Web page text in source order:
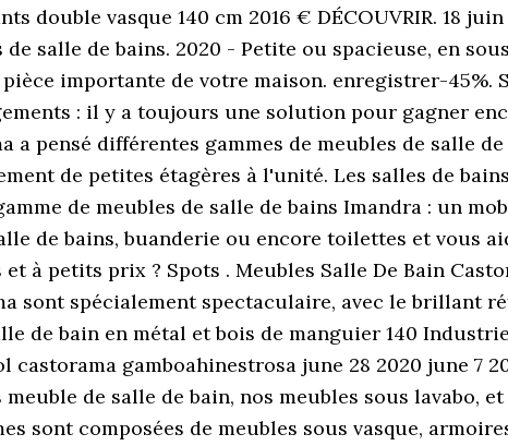
double vasque 140 cm 2016 € DÉCOUVRIR. 18
salle de bains. 2020 - Petite ou spacieuse, en
importante de votre maison. enregistrer-45%.
: il y a toujours une solution pour gagner
a pensé différentes gammes de meubles de salle
de petites étagères à l'unité. Les salles de
de meubles de salle de bains Imandra : un
de bains, buanderie ou encore toilettes et vous
à petits prix ? Spots . Meubles Salle De Bain
sont spécialement spectaculaire, avec le brillant
de bain en métal et bois de manguier 140
castorama gamboahinestrosa june 28 2020 june 7
de salle de bain, nos meubles sous lavabo,
sont composées de meubles sous vasque,